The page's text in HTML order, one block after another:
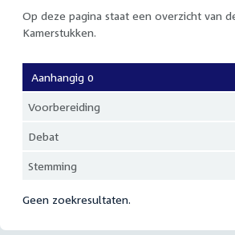
Op deze pagina staat een overzicht van
Kamerstukken.
Aanhangig 0
Voorbereiding
Debat
Stemming
Geen zoekresultaten.